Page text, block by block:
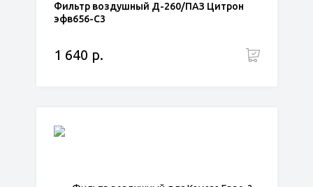
Фильтр воздушный Д-260/ПАЗ Цитрон
эфв656-С3
1 640 р.